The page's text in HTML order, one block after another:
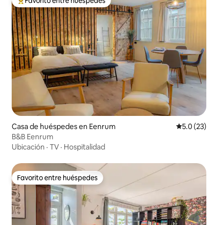
Favorito entre huéspedes preferido
Casa de huéspedes en Eenrum Calificación
5.0 (23)
B&B Eenrum
Ubicación · TV · Hospitalidad
Favorito entre huéspedes
Favorito entre huéspedes